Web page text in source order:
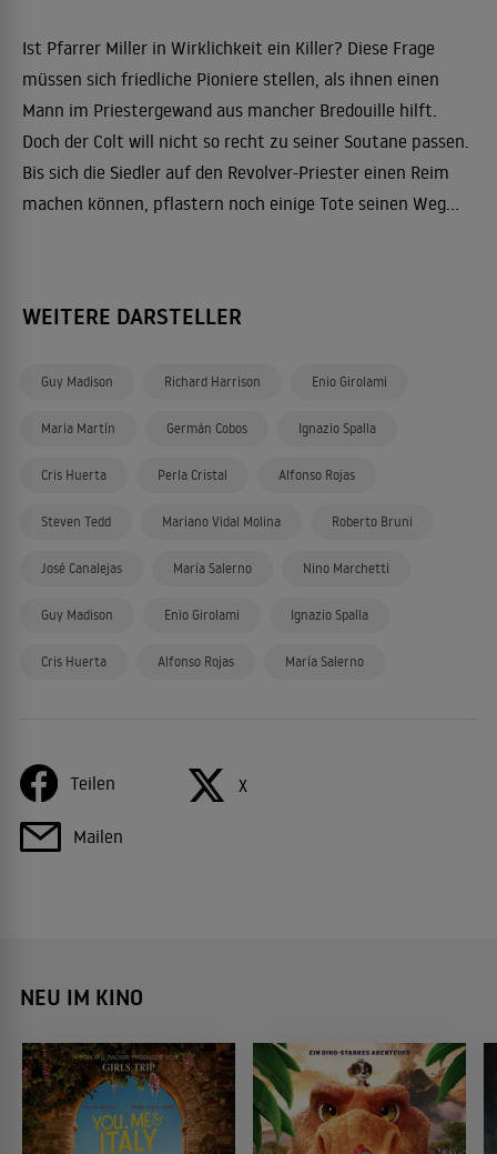
Ist Pfarrer Miller in Wirklichkeit ein Killer? Diese Frage
müssen sich friedliche Pioniere stellen, als ihnen einen
Mann im Priestergewand aus mancher Bredouille hilft.
Doch der Colt will nicht so recht zu seiner Soutane passen.
Bis sich die Siedler auf den Revolver-Priester einen Reim
machen können, pflastern noch einige Tote seinen Weg...
WEITERE DARSTELLER
Guy Madison Richard Harrison Enio Girolami
María Martín Germán Cobos Ignazio Spalla
Cris Huerta Perla Cristal Alfonso Rojas
Steven Tedd Mariano Vidal Molina Roberto Bruni
José Canalejas María Salerno Nino Marchetti
Guy Madison Enio Girolami Ignazio Spalla
Cris Huerta Alfonso Rojas María Salerno
Teilen X
Mailen
NEU IM KINO